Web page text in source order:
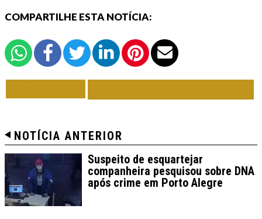
COMPARTILHE ESTA NOTÍCIA:
NOTÍCIA ANTERIOR
Suspeito de esquartejar
companheira pesquisou sobre DNA
após crime em Porto Alegre